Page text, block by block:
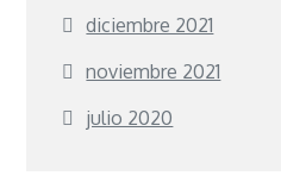
diciembre 2021
noviembre 2021
julio 2020